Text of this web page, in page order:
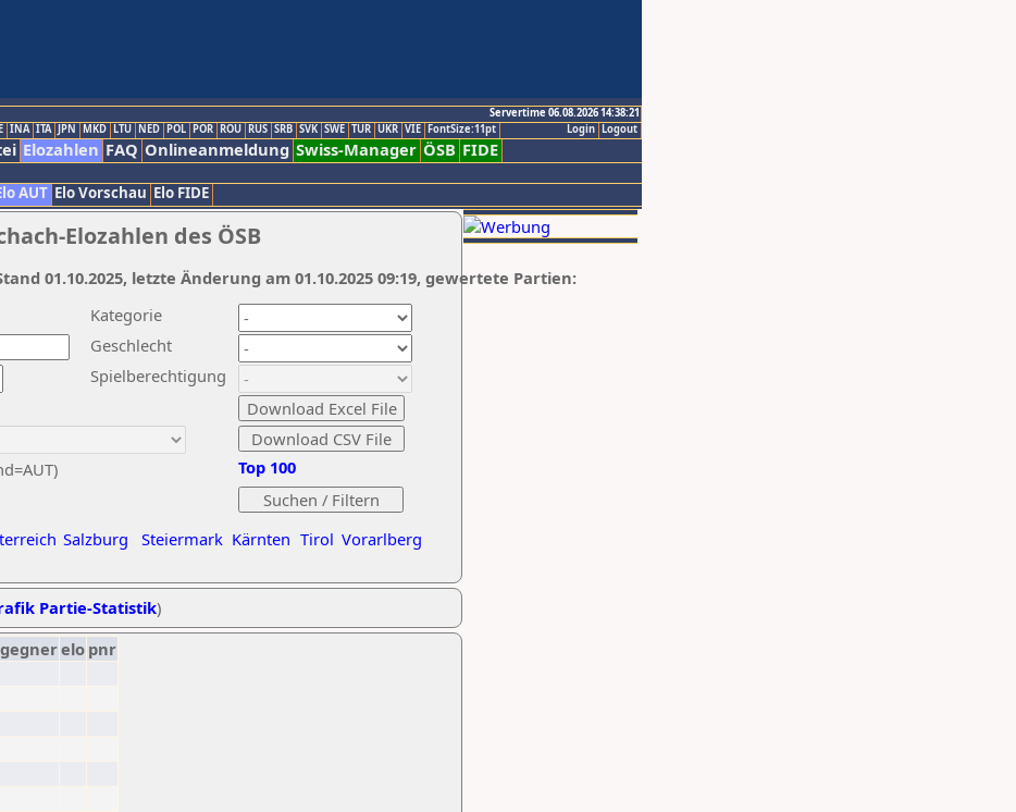
Servertime 06.08.2026 14:38:21
Logout
Login
INA ITA JPN MKD LTU NED POL POR ROU RUS SRB SVK SWE TUR UKR VIE FontSize:11pt
Elozahlen FAQ Onlineanmeldung Swiss-Manager ÖSB FIDE
AUT Elo Vorschau Elo FIDE
Elozahlen des ÖSB
Kategorie
Geschlecht
Spielberechtigung
Salzburg Steiermark Kärnten Tirol Vorarlberg
Top 100
01.10.2025, letzte Änderung am 01.10.2025 09:19, gewertete Partien:
Partie-Statistik)
gegnerelo pnr